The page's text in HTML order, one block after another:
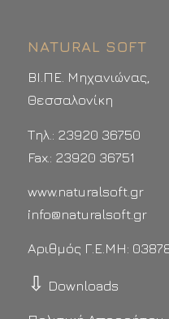
NATURAL SOFT
ΒΙ.ΠΕ. Μηχανιώνας,
Θεσσαλονίκη
Τηλ.: 23920 36750
Fax.: 23920 36751
www.naturalsoft.gr
info@naturalsoft.gr
Αριθμός Γ.Ε.ΜΗ:
⇩ Downloads